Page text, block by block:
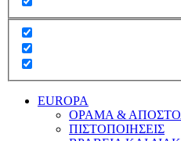
EUROPA
ΟΡΑΜΑ &
ΠΙΣΤΟΠΟΙΗΣΕΙΣ